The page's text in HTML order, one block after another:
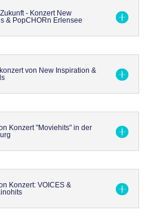
- Konzert New
& PopCHORn Erlensee
von New Inspiration &
Konzert "Moviehits" in der
Konzert: VOICES &